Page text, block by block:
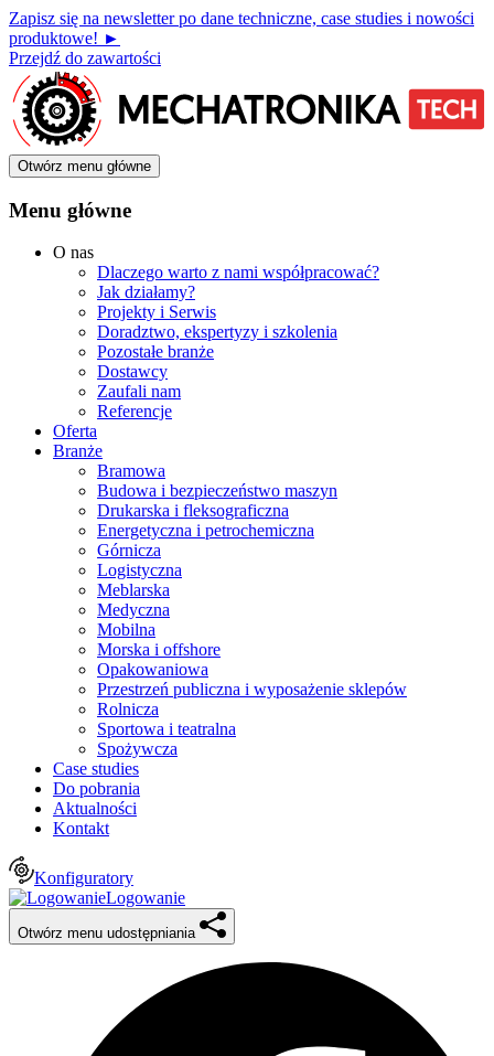
Zapisz się na newsletter po dane techniczne, case studies i nowości
produktowe! ►
Przejdź do zawartości
Otwórz menu główne
Menu główne
O nas
Dlaczego warto z nami współpracować?
Jak działamy?
Projekty i Serwis
Doradztwo, ekspertyzy i szkolenia
Pozostałe branże
Dostawcy
Zaufali nam
Referencje
Oferta
Branże
Bramowa
Budowa i bezpieczeństwo maszyn
Drukarska i fleksograficzna
Energetyczna i petrochemiczna
Górnicza
Logistyczna
Meblarska
Medyczna
Mobilna
Morska i offshore
Opakowaniowa
Przestrzeń publiczna i wyposażenie sklepów
Rolnicza
Sportowa i teatralna
Spożywcza
Case studies
Do pobrania
Aktualności
Kontakt
Konfiguratory
Logowanie
Otwórz menu udostępniania